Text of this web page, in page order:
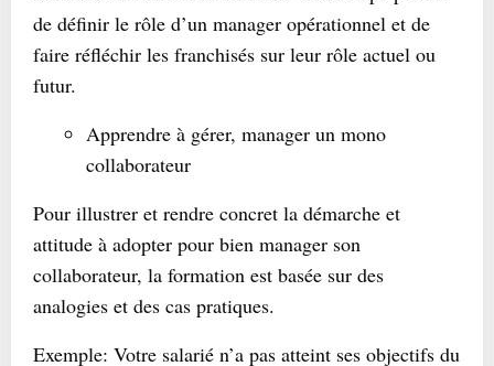
de définir le rôle d’un manager opérationnel et de
faire réfléchir les franchisés sur leur rôle actuel ou
futur.
Apprendre à gérer, manager un mono
collaborateur
Pour illustrer et rendre concret la démarche et
attitude à adopter pour bien manager son
collaborateur, la formation est basée sur des
analogies et des cas pratiques.
Exemple: Votre salarié n’a pas atteint ses objectifs du